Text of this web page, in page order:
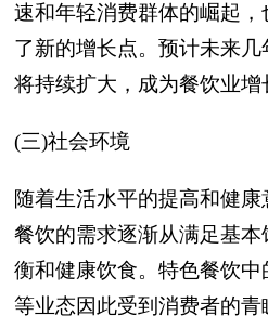
速和年轻消费群体的崛起
了新的增长点。预计未来
将持续扩大，成为餐饮业增
(三)社会环境
随着生活水平的提高和健
餐饮的需求逐渐从满足基
衡和健康饮食。特色餐饮
等业态因此受到消费者的